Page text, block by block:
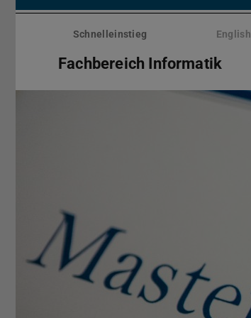
Menü
überspringenSchnelleinstieg English
Fachbereich Informatik